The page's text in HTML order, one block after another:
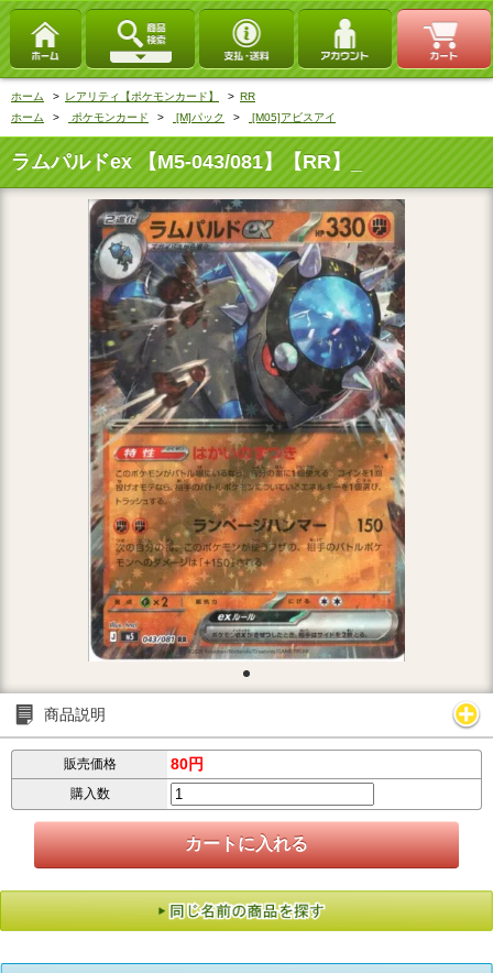
ホーム > レアリティ【ポケモンカード】 > RR
ホーム
> ポケモンカード > [M]パック > [M05]アビスアイ
ラムパルドex 【M5-043/081】【RR】_
商品説明
販売価格 80円
購入数